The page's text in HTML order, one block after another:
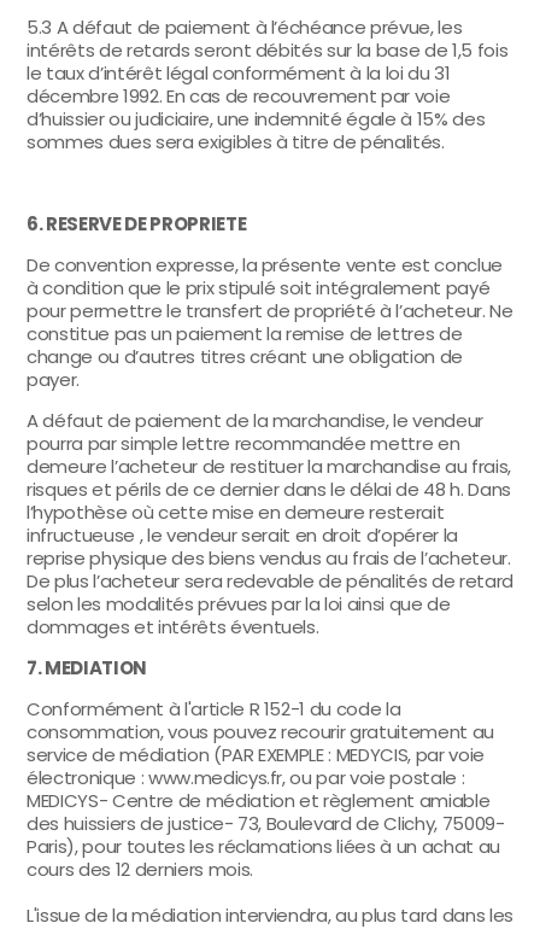
5.3 A défaut de paiement à l’échéance prévue, les
intérêts de retards seront débités sur la base de 1,5 fois
le taux d’intérêt légal conformément à la loi du 31
décembre 1992. En cas de recouvrement par voie
d’huissier ou judiciaire, une indemnité égale à 15% des
sommes dues sera exigibles à titre de pénalités.
6. RESERVE DE PROPRIETE
De convention expresse, la présente vente est conclue
à condition que le prix stipulé soit intégralement payé
pour permettre le transfert de propriété à l’acheteur. Ne
constitue pas un paiement la remise de lettres de
change ou d’autres titres créant une obligation de
payer.
A défaut de paiement de la marchandise, le vendeur
pourra par simple lettre recommandée mettre en
demeure l’acheteur de restituer la marchandise au frais,
risques et périls de ce dernier dans le délai de 48 h. Dans
l’hypothèse où cette mise en demeure resterait
infructueuse , le vendeur serait en droit d’opérer la
reprise physique des biens vendus au frais de l’acheteur.
De plus l’acheteur sera redevable de pénalités de retard
selon les modalités prévues par la loi ainsi que de
dommages et intérêts éventuels.
7. MEDIATION
Conformément à l'article R 152-1 du code la
consommation, vous pouvez recourir gratuitement au
service de médiation (PAR EXEMPLE : MEDYCIS, par voie
électronique : www.medicys.fr, ou par voie postale :
MEDICYS- Centre de médiation et règlement amiable
des huissiers de justice- 73, Boulevard de Clichy, 75009-
Paris), pour toutes les réclamations liées à un achat au
cours des 12 derniers mois.
L'issue de la médiation interviendra, au plus tard dans les